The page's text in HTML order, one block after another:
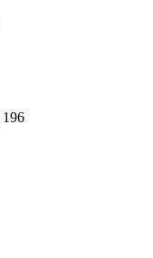
196